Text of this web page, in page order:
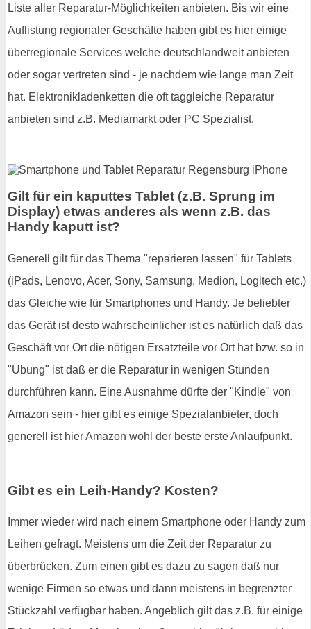
Liste aller Reparatur-Möglichkeiten anbieten. Bis wir eine
Auflistung regionaler Geschäfte haben gibt es hier einige
überregionale Services welche deutschlandweit anbieten
oder sogar vertreten sind - je nachdem wie lange man Zeit
hat. Elektronikladenketten die oft taggleiche Reparatur
anbieten sind z.B. Mediamarkt oder PC Spezialist.
Gilt für ein kaputtes Tablet (z.B. Sprung im
Display) etwas anderes als wenn z.B. das
Handy kaputt ist?
Generell gilt für das Thema "reparieren lassen" für Tablets
(iPads, Lenovo, Acer, Sony, Samsung, Medion, Logitech etc.)
das Gleiche wie für Smartphones und Handy. Je beliebter
das Gerät ist desto wahrscheinlicher ist es natürlich daß das
Geschäft vor Ort die nötigen Ersatzteile vor Ort hat bzw. so in
"Übung" ist daß er die Reparatur in wenigen Stunden
durchführen kann. Eine Ausnahme dürfte der "Kindle" von
Amazon sein - hier gibt es einige Spezialanbieter, doch
generell ist hier Amazon wohl der beste erste Anlaufpunkt.
Gibt es ein Leih-Handy? Kosten?
Immer wieder wird nach einem Smartphone oder Handy zum
Leihen gefragt. Meistens um die Zeit der Reparatur zu
überbrücken. Zum einen gibt es dazu zu sagen daß nur
wenige Firmen so etwas und dann meistens in begrenzter
Stückzahl verfügbar haben. Angeblich gilt das z.B. für einige